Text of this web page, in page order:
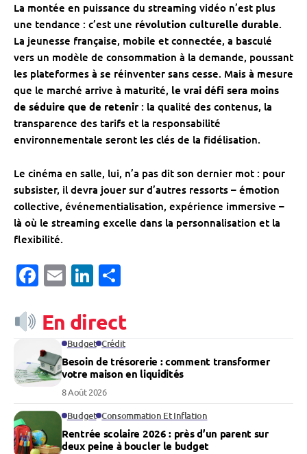
La montée en puissance du streaming vidéo n’est plus
une tendance : c’est une révolution culturelle durable.
La jeunesse française, mobile et connectée, a basculé
vers un modèle de consommation à la demande, poussant
les plateformes à se réinventer sans cesse. Mais à mesure
que le marché arrive à maturité, le vrai défi sera moins
de séduire que de retenir : la qualité des contenus, la
transparence des tarifs et la responsabilité
environnementale seront les clés de la fidélisation.
Le cinéma en salle, lui, n’a pas dit son dernier mot : pour
subsister, il devra jouer sur d’autres ressorts – émotion
collective, événementialisation, expérience immersive –
là où le streaming excelle dans la personnalisation et la
flexibilité.
Facebook
EmailLinkedIn
En direct
Budget Crédit
Besoin de trésorerie : comment transformer
votre maison en liquidités
8 Août 2026
Budget Consommation Et Inflation
Rentrée scolaire 2026 : près d’un parent sur
deux peine à boucler le budget